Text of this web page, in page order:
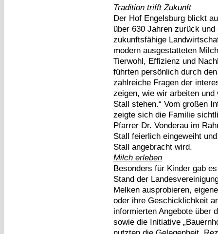
Tradition trifft Zukunft
Der Hof Engelsburg blickt
über 630 Jahren zurück
zukunftsfähige
modern ausgestatteten
Tierwohl, Effizienz und
führten persönlich durch
zahlreiche Fragen der
zeigen, wie wir arbeiten
Stall stehen.“ Vom großen
zeigte sich die Familie
Pfarrer Dr. Vonderau im
Stall feierlich eingeweiht
Stall angebracht wird.
Milch erleben
Besonders für Kinder gab
Stand der
Melken ausprobieren,
oder ihre Geschicklichkeit
informierten Angebote über
sowie die Initiative